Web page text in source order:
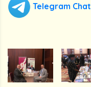
Telegram Chat